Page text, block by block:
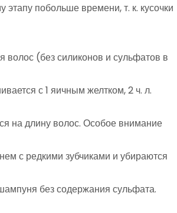
побольше времени, т. к. кусочки
(без силиконов и сульфатов в
с 1 яичным желтком, 2 ч. л.
на длину волос. Особое внимание
с редкими зубчиками и убираются
без содержания сульфата.